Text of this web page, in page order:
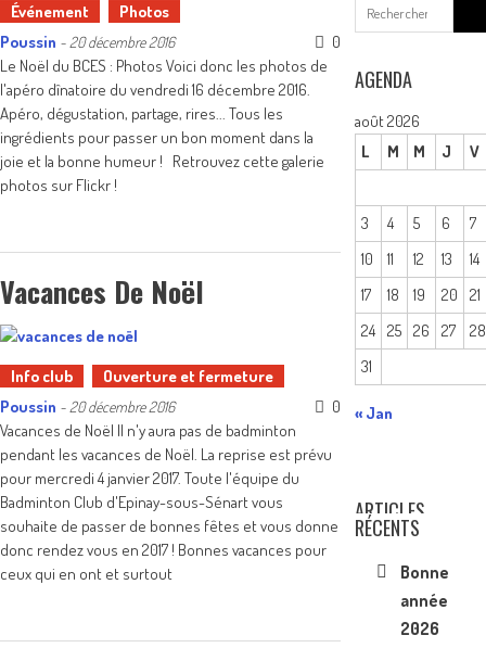
Événement
Photos
Poussin - 20 décembre 2016
0
Le Noël du BCES : Photos Voici donc les photos de
l'apéro dînatoire du vendredi 16 décembre 2016.
Apéro, dégustation, partage, rires... Tous les
ingrédients pour passer un bon moment dans la
joie et la bonne humeur ! Retrouvez cette galerie
photos sur Flickr !
Vacances De Noël
Info club
Ouverture et fermeture
Poussin - 20 décembre 2016
0
Vacances de Noël Il n'y aura pas de badminton
pendant les vacances de Noël. La reprise est prévu
pour mercredi 4 janvier 2017. Toute l'équipe du
Badminton Club d'Epinay-sous-Sénart vous
souhaite de passer de bonnes fêtes et vous donne
donc rendez vous en 2017 ! Bonnes vacances pour
ceux qui en ont et surtout
for:
AGENDA
août 2026
L
M M J V
3 4 5 6
7
10
11 12 13
14
17
18 19 20
21
24 25 26 27
28
31
« Jan
ARTICLES
RÉCENTS
Bonne
année
2026